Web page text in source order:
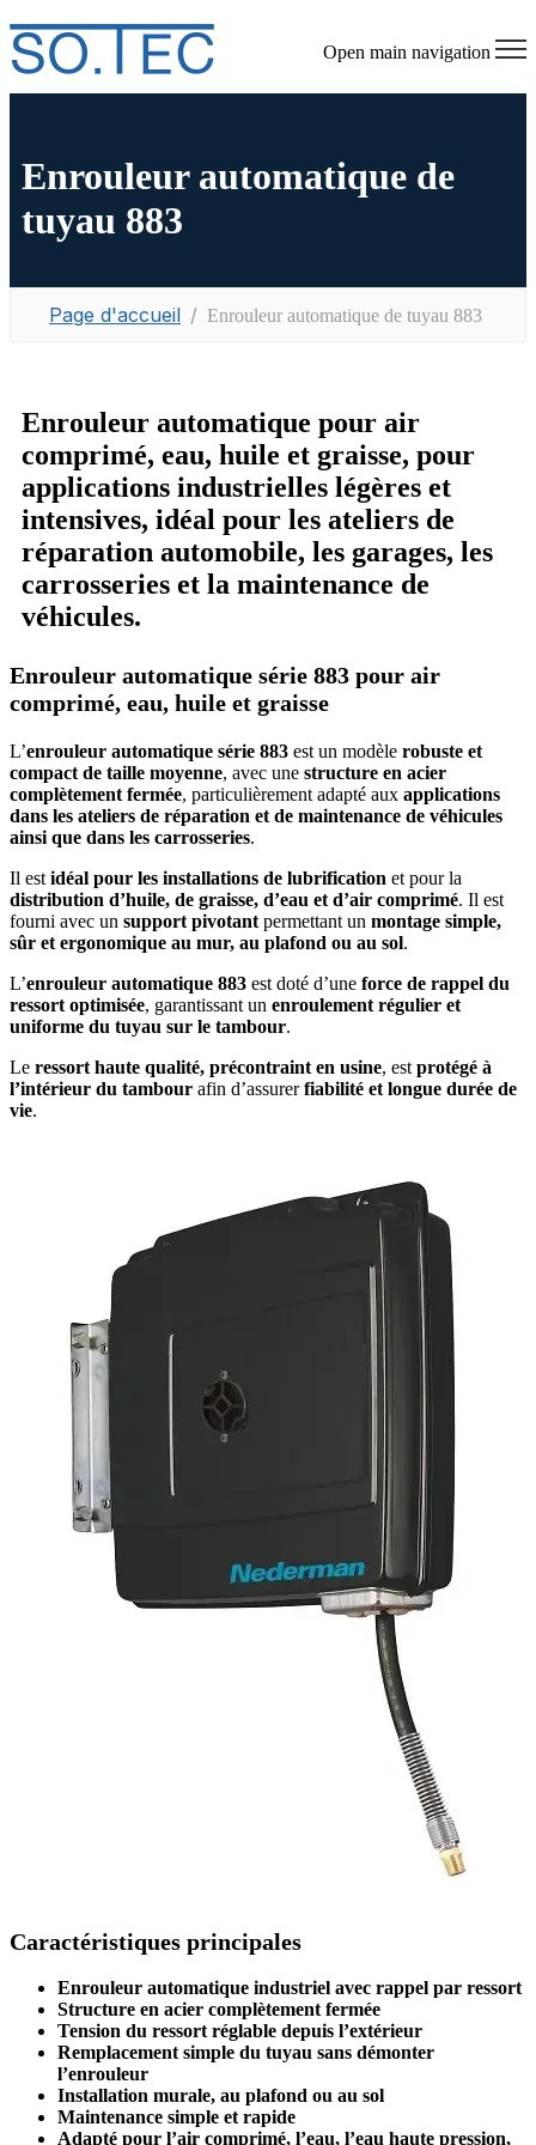
Open main navigation
Enrouleur automatique de
tuyau 883
Page d'accueil Enrouleur automatique de tuyau 883
Enrouleur automatique pour air
comprimé, eau, huile et graisse, pour
applications industrielles légères et
intensives, idéal pour les ateliers de
réparation automobile, les garages, les
carrosseries et la maintenance de
véhicules.
Enrouleur automatique série 883 pour air
comprimé, eau, huile et graisse
L’enrouleur automatique série 883 est un modèle robuste et
compact de taille moyenne, avec une structure en acier
complètement fermée, particulièrement adapté aux applications
dans les ateliers de réparation et de maintenance de véhicules
ainsi que dans les carrosseries.
Il est idéal pour les installations de lubrification et pour la
distribution d’huile, de graisse, d’eau et d’air comprimé. Il est
fourni avec un support pivotant permettant un montage simple,
sûr et ergonomique au mur, au plafond ou au sol.
L’enrouleur automatique 883 est doté d’une force de rappel du
ressort optimisée, garantissant un enroulement régulier et
uniforme du tuyau sur le tambour.
Le ressort haute qualité, précontraint en usine, est protégé à
l’intérieur du tambour afin d’assurerfiabilité et longue durée de
vie.
Caractéristiques principales
Enrouleur automatique industriel avec rappel par ressort
Structure en acier complètement fermée
Tension du ressort réglable depuis l’extérieur
Remplacement simple du tuyau sans démonter
l’enrouleur
Installation murale, au plafond ou au sol
Maintenance simple et rapide
Adapté pour l’air comprimé, l’eau, l’eau haute pression,